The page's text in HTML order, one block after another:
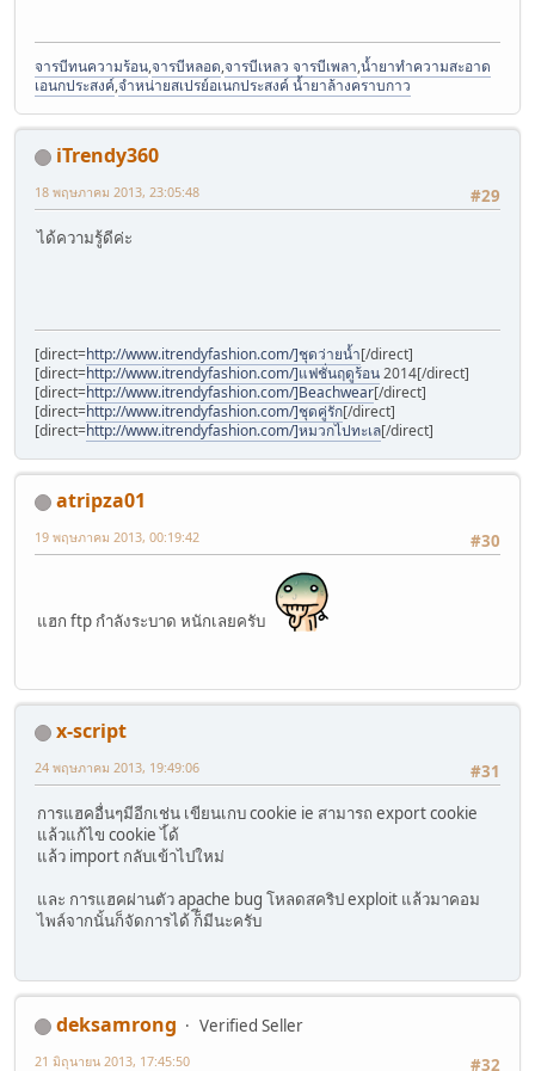
จารบีทนความร้อน,จารบีหลอด,จารบีเหลว จารบีเพลา,น้ำยาทำความสะอาด
เอนกประสงค์,จำหน่ายสเปรย์อเนกประสงค์ น้ำยาล้างคราบกาว
iTrendy360
#29
18 พฤษภาคม 2013, 23:05:48
ได้ความรู้ดีค่ะ
[direct=http://www.itrendyfashion.com/]ชุดว่ายน้ำ[/direct]
[direct=http://www.itrendyfashion.com/]แฟชั่นฤดูร้อน2014[/direct]
[direct=http://www.itrendyfashion.com/]Beachwear[/direct]
[direct=http://www.itrendyfashion.com/]ชุดคู่รัก[/direct]
[direct=http://www.itrendyfashion.com/]หมวกไปทะเล[/direct]
atripza01
#30
19 พฤษภาคม 2013, 00:19:42
แฮก ftp กำลังระบาด หนักเลยครับ
x-script
#31
24 พฤษภาคม 2013, 19:49:06
การแฮคอื่นๆมีอีกเช่น เขียนเกบ cookie ie สามารถ export cookie
แล้วแก้ไข cookie ไ้ด้
แล้ว import กลับเข้าไปใหม่
และ การแฮคผ่านตัว apache bug โหลดสคริป exploit แล้วมาคอม
ไพล์จากนั้นก็จัดการได้ ก็ีมีนะครับ
deksamrong
Verified Seller
#32
21 มิถุนายน 2013, 17:45:50